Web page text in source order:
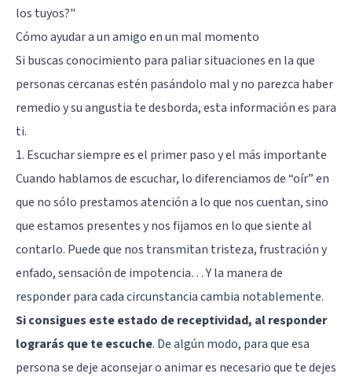
los tuyos?"
Cómo ayudar a un amigo en un mal momento
Si buscas conocimiento para paliar situaciones en la que
personas cercanas estén pasándolo mal y no parezca haber
remedio y su angustia te desborda, esta información es para
ti.
1. Escuchar siempre es el primer paso y el más importante
Cuando hablamos de escuchar, lo diferenciamos de “oír” en
que no sólo prestamos atención a lo que nos cuentan, sino
que estamos presentes y nos fijamos en lo que siente al
contarlo. Puede que nos transmitan tristeza, frustración y
enfado, sensación de impotencia… Y la manera de
responder para cada circunstancia cambia notablemente.
Si consigues este estado de receptividad, al responder
lograrás que te escuche. De algún modo, para que esa
persona se deje aconsejar o animar es necesario que te dejes